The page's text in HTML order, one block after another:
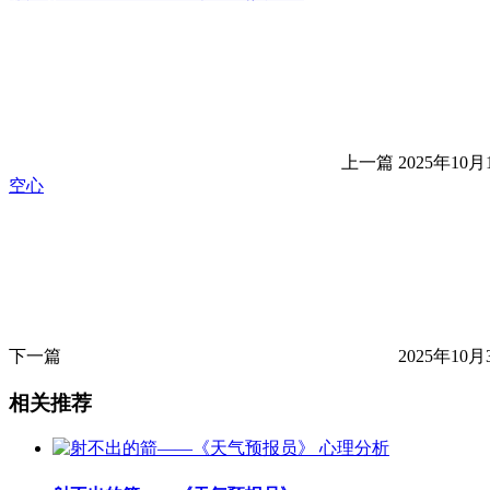
上一篇 2025年10月
空心
下一篇 2025年10月
相关推荐
心理分析